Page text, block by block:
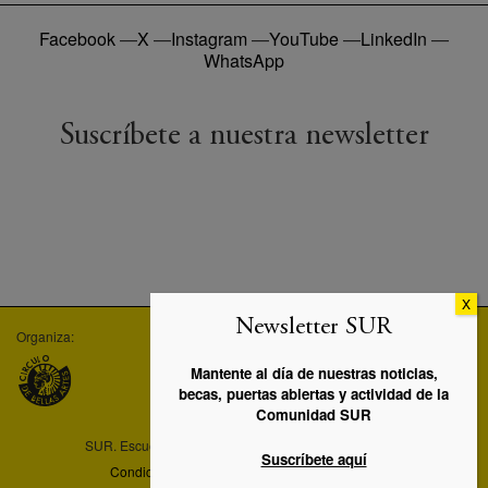
Facebook—X —Instagram —YouTube —LinkedIn —
WhatsApp
Suscríbete a nuestra newsletter
Organiza: Empresa asociada: Máster UC3M-SUR:
SUR. Escuela de artes y profesiones artísticas © 2026
Condiciones legales
Política de privacidad
Newsletter SUR
Mantente al día de nuestras noticias,
becas, puertas abiertas y actividad de la
Comunidad SUR
Suscríbete aquí